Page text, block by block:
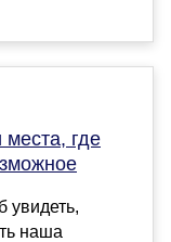
места, где
увидеть,
наша